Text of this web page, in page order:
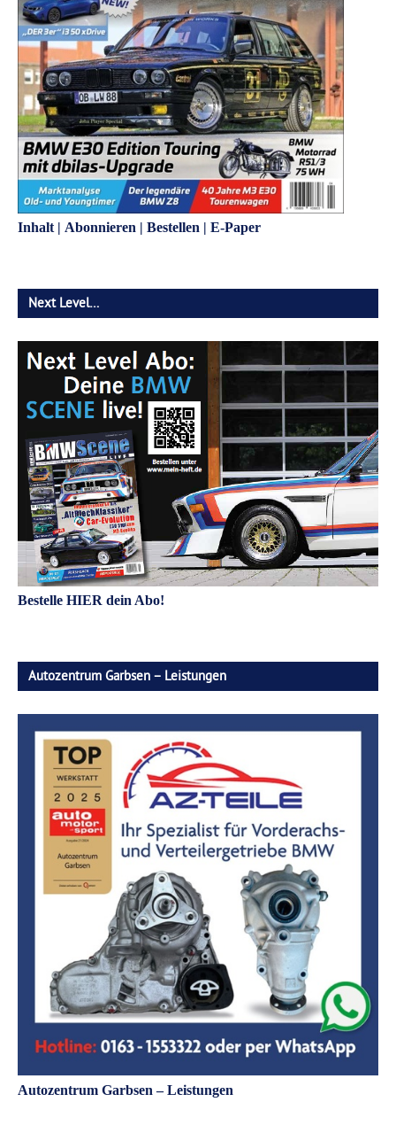
Inhalt | Abonnieren | Bestellen | E-Paper
Next Level…
Bestelle HIER dein Abo!
Autozentrum Garbsen – Leistungen
Autozentrum Garbsen – Leistungen